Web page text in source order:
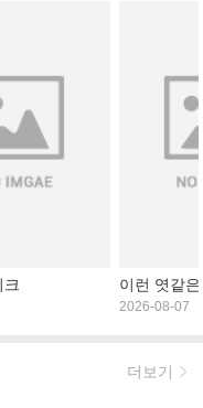
이런 엿같
2026-08-07
더보기